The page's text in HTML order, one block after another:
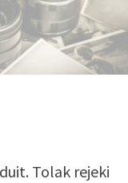
Tolak rejeki